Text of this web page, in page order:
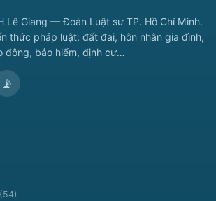
Lê Giang — Đoàn Luật sư TP. Hồ Chí Minh.
thức pháp luật: đất đai, hôn nhân gia đình,
động, bảo hiểm, định cư…
📡
(54)